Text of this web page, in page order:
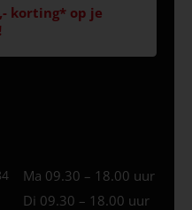
korting* op je
Ma 09.30 – 18.00 uur
Di 09.30 – 18.00 uur